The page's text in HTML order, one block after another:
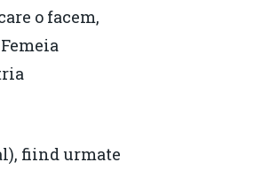
o facem,
fiind urmate